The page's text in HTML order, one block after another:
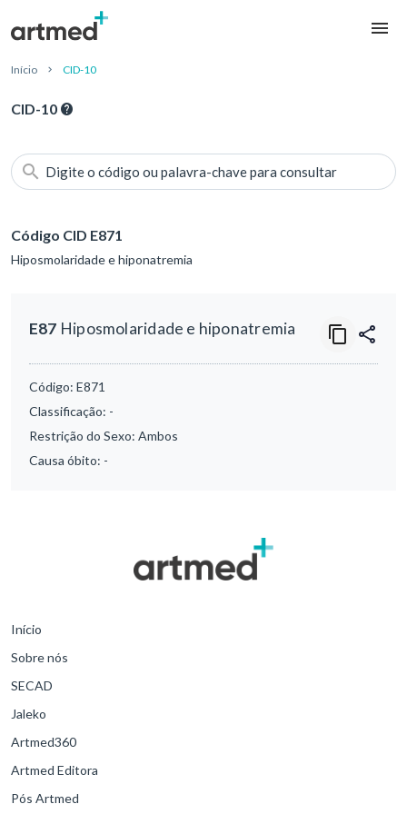
Início CID-10
CID-10
Digite o código ou palavra-chave para consultar
Código CID E871
Hiposmolaridade e hiponatremia
E87 Hiposmolaridade e hiponatremia
Código: E871
Classificação: -
Restrição do Sexo: Ambos
Causa óbito: -
Início
Sobre nós
SECAD
Jaleko
Artmed360
Artmed Editora
Pós Artmed